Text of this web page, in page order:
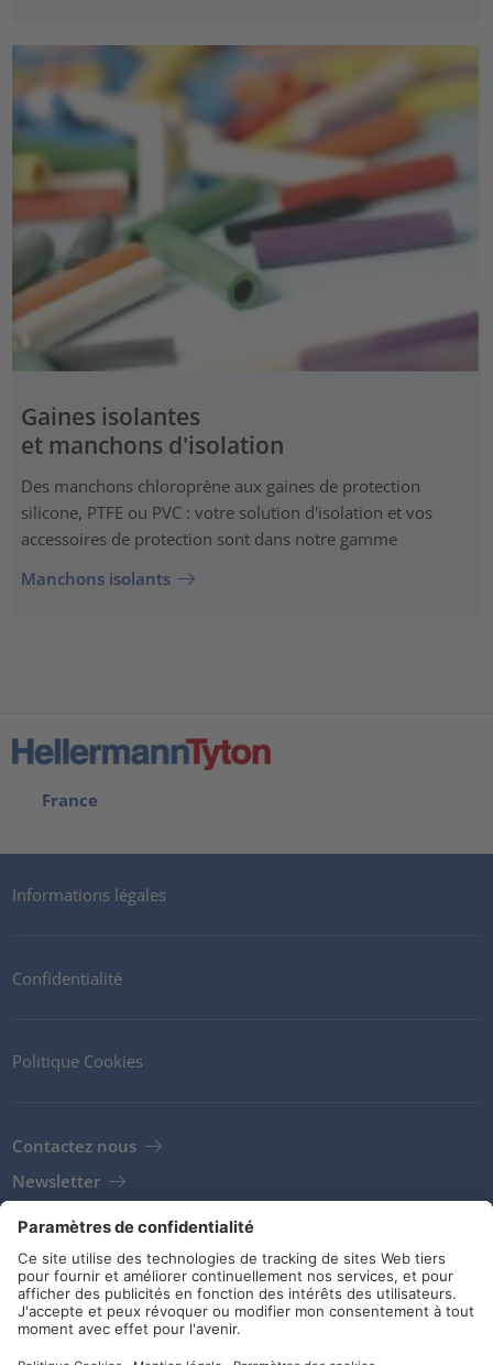
Gaines isolantes
et manchons d'isolation
Des manchons chloroprène aux gaines de protection
silicone, PTFE ou PVC : votre solution d'isolation et vos
accessoires de protection sont dans notre gamme
Manchons isolants
France
Informations légales
Confidentialité
Politique Cookies
Contactez nous
Newsletter
Clients
Fournisseurs
Conditions de stockage